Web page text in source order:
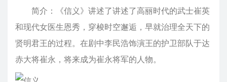
简介：《信义》讲述了讲述了高丽时代的武士崔英
和现代女医生恩秀，穿梭时空邂逅，早就治理全天下的
贤明君王的过程。在剧中李民浩饰演王的护卫部队于达
赤大将崔永，将来成为崔永将军的人物。